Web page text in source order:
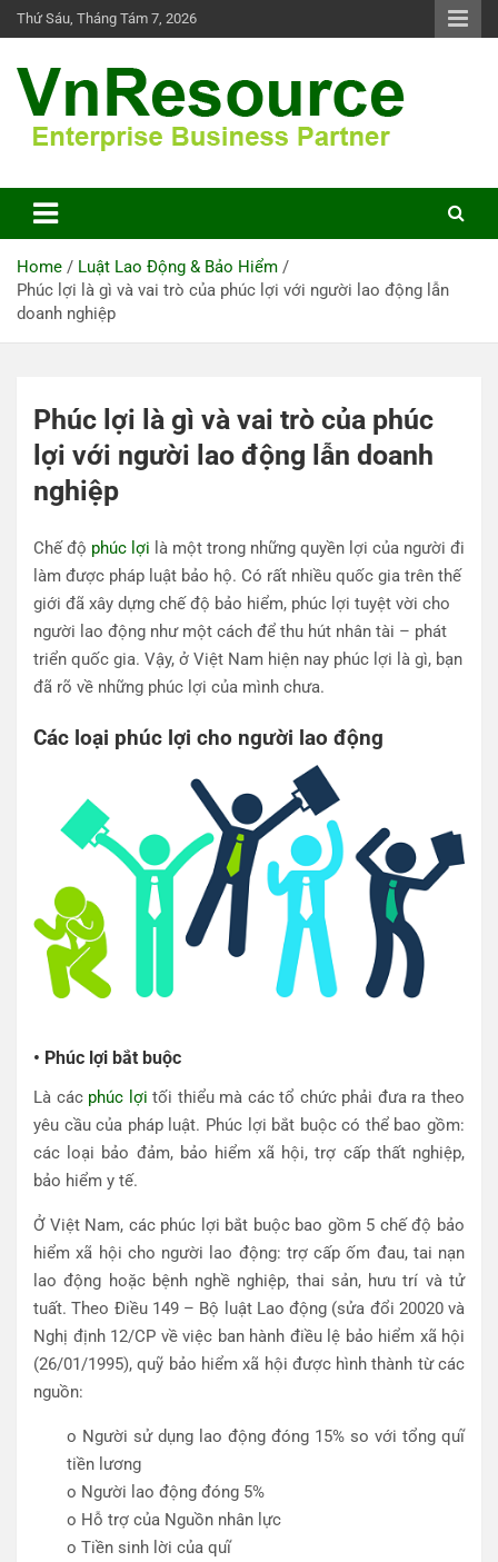
Skip
to
Thứ Sáu, Tháng Tám 7, 2026
VnResource Blog
Home
Luật Lao Động & Bảo Hiểm
Phúc lợi là gì và vai trò của phúc lợi với người lao động lẫn
doanh nghiệp
Phúc lợi là gì và vai trò của phúc
lợi với người lao động lẫn doanh
nghiệp
Chế độ phúc lợi là một trong những quyền lợi của người đi
làm được pháp luật bảo hộ. Có rất nhiều quốc gia trên thế
giới đã xây dựng chế độ bảo hiểm, phúc lợi tuyệt vời cho
người lao động như một cách để thu hút nhân tài – phát
triển quốc gia. Vậy, ở Việt Nam hiện nay phúc lợi là gì, bạn
đã rõ về những phúc lợi của mình chưa.
Các loại phúc lợi cho người lao động
• Phúc lợi bắt buộc
Là các phúc lợi tối thiểu mà các tổ chức phải đưa ra theo
yêu cầu của pháp luật. Phúc lợi bắt buộc có thể bao gồm:
các loại bảo đảm, bảo hiểm xã hội, trợ cấp thất nghiệp,
bảo hiểm y tế.
Ở Việt Nam, các phúc lợi bắt buộc bao gồm 5 chế độ bảo
hiểm xã hội cho người lao động: trợ cấp ốm đau, tai nạn
lao động hoặc bệnh nghề nghiệp, thai sản, hưu trí và tử
tuất. Theo Điều 149 – Bộ luật Lao động (sửa đổi 20020 và
Nghị định 12/CP về việc ban hành điều lệ bảo hiểm xã hội
(26/01/1995), quỹ bảo hiểm xã hội được hình thành từ các
nguồn:
o Người sử dụng lao động đóng 15% so với tổng quĩ
tiền lương
o Người lao động đóng 5%
o Hỗ trợ của Nguồn nhân lực
o Tiền sinh lời của quĩ